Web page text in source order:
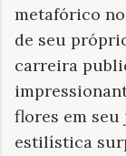
metafórico
de seu
carreira
flores em
estilística